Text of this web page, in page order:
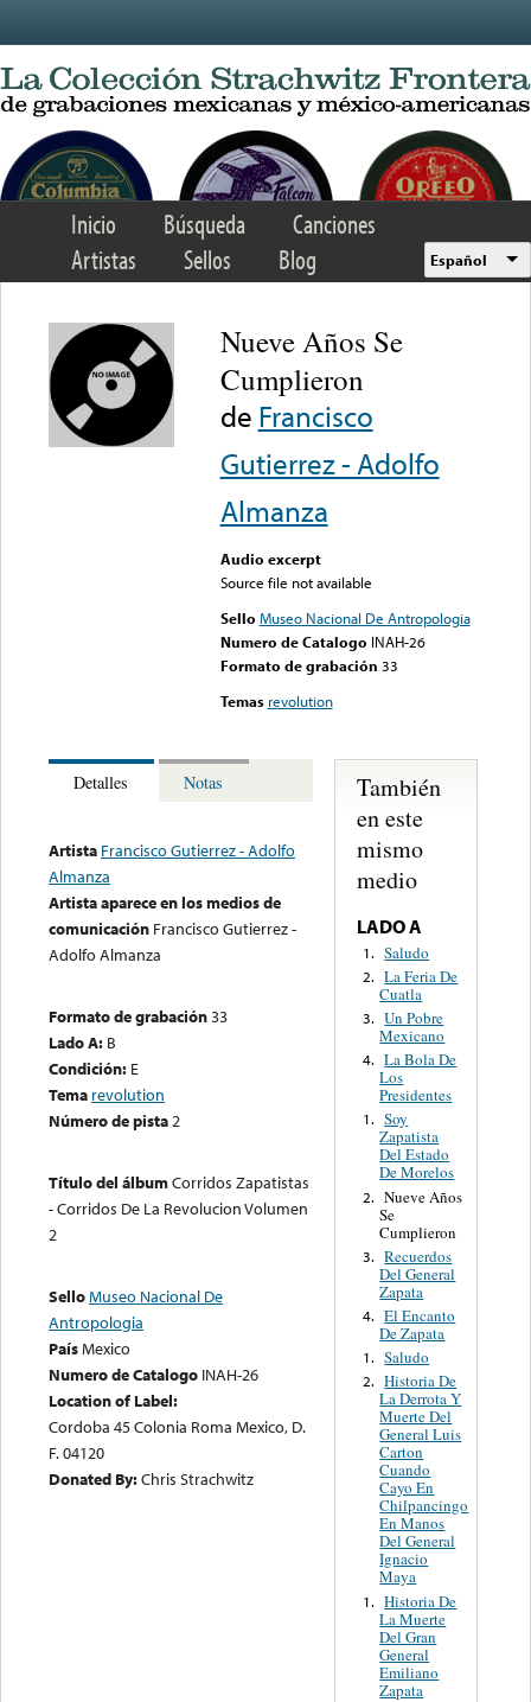
Inicio Búsqueda
Canciones
Artistas
Sellos Blog Español
Nueve Años Se
Cumplieron
de Francisco
Gutierrez - Adolfo
Almanza
Audio excerpt
Source file not available
Sello Museo Nacional De Antropologia
Numero de Catalogo INAH-26
Formato de grabación 33
Temas revolution
Detalles Notas
Artista Francisco Gutierrez - Adolfo
Almanza
Artista aparece en los medios de
comunicación Francisco Gutierrez -
Adolfo Almanza
Formato de grabación33
Lado A: B
Condición: E
Tema revolution
Número de pista2
Título del álbumCorridos Zapatistas
- Corridos De La Revolucion Volumen
2
SelloMuseo Nacional De
Antropologia
PaísMexico
Numero de Catalogo INAH-26
Location of Label:
Cordoba 45 Colonia Roma Mexico, D.
F. 04120
Donated By:Chris Strachwitz
También
en este
mismo
medio
LADO A
1. Saludo
2. La Feria De
Cuatla
3. Un Pobre
Mexicano
4. La Bola De
Los
Presidentes
1. Soy
Zapatista
Del Estado
De Morelos
2. Nueve Años
Se
Cumplieron
3. Recuerdos
Del General
Zapata
4. El Encanto
De Zapata
1. Saludo
2. Historia De
La Derrota Y
Muerte Del
General Luis
Carton
Cuando
Cayo En
Chilpancingo
En Manos
Del General
Ignacio
Maya
1. Historia De
La Muerte
Del Gran
General
Emiliano
Zapata